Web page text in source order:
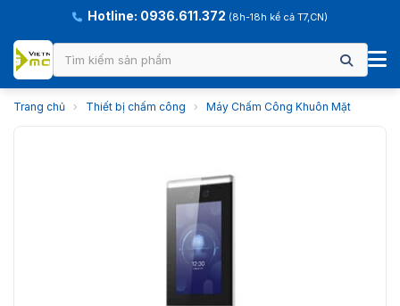
Hotline: 0936.611.372 (8h-18h kể cả T7,CN)
Trang chủ › Thiết bị chấm công › Máy Chấm Công Khuôn Mặt